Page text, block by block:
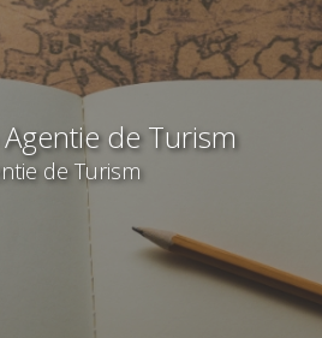
de Turism
de Turism